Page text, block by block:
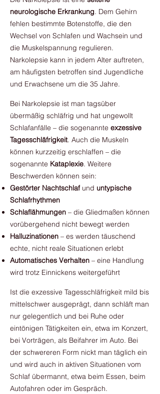
neurologische Erkrankung. Dem Gehirn
fehlen bestimmte Botenstoffe, die den
Wechsel von Schlafen und Wachsein und
die Muskelspannung regulieren.
Narkolepsie kann in jedem Alter auftreten,
am häufigsten betroffen sind Jugendliche
und Erwachsene um die 35 Jahre.
Bei Narkolepsie ist man tagsüber
übermäßig schläfrig und hat ungewollt
Schlafanfälle – die sogenannte exzessive
Tagesschläfrigkeit. Auch die Muskeln
können kurzzeitig erschlaffen – die
sogenannte Kataplexie. Weitere
Beschwerden können sein:
Gestörter Nachtschlafund untypische
Schlafrhythmen
Schlaflähmungen – die Gliedmaßen können
vorübergehend nicht bewegt werden
Halluzinationen – es werden täuschend
echte, nicht reale Situationen erlebt
Automatisches Verhalten ­­– eine Handlung
wird trotz Einnickens weitergeführt
Ist die exzessive Tagesschläfrigkeit mild bis
mittelschwer ausgeprägt, dann schläft man
nur gelegentlich und bei Ruhe oder
eintönigen Tätigkeiten ein, etwa im Konzert,
bei Vorträgen, als Beifahrer im Auto. Bei
der schwereren Form nickt man täglich ein
und wird auch in aktiven Situationen vom
Schlaf übermannt, etwa beim Essen, beim
Autofahren oder im Gespräch.